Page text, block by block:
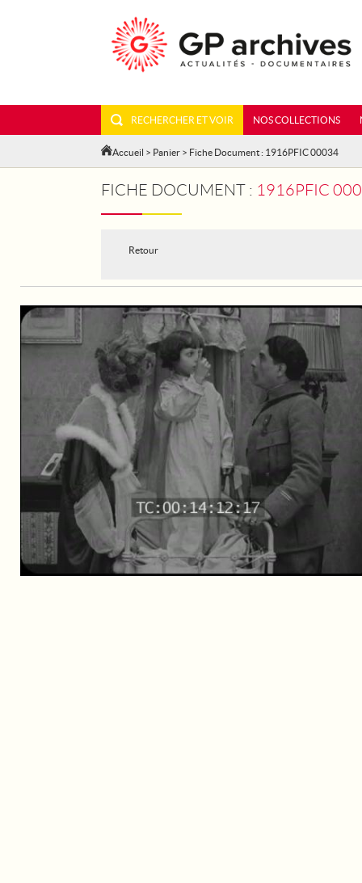
RECHERCHER ET VOIR NOS COLLECTIONS
Accueil > Panier > Fiche Document : 1916PFIC 00034
FICHE DOCUMENT : 1916PFIC
Retour